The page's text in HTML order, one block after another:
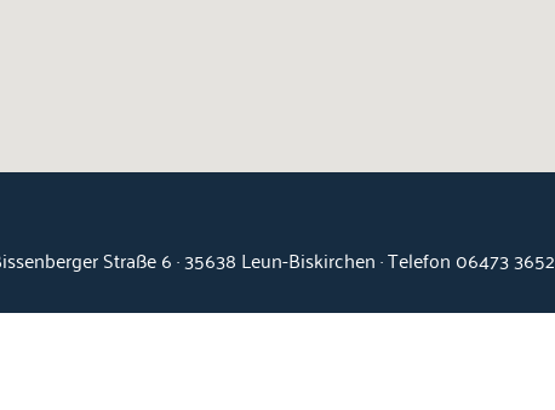
Straße 6 · 35638 Leun-Biskirchen · Telefon 06473 3652